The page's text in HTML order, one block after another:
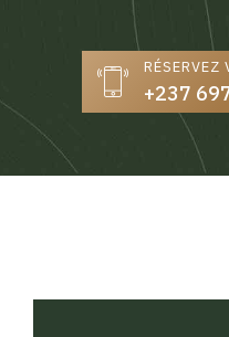
RÉSERVEZ
+237